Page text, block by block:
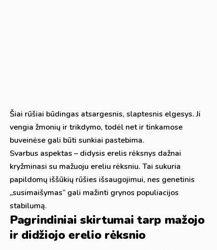
Šiai rūšiai būdingas atsargesnis, slaptesnis elgesys. Ji
vengia žmonių ir trikdymo, todėl net ir tinkamose
buveinėse gali būti sunkiai pastebima.
Svarbus aspektas – didysis erelis rėksnys dažnai
kryžminasi su mažuoju ereliu rėksniu. Tai sukuria
papildomų iššūkių rūšies išsaugojimui, nes genetinis
„susimaišymas“ gali mažinti grynos populiacijos
stabilumą.
Pagrindiniai skirtumai tarp mažojo
ir didžiojo erelio rėksnio